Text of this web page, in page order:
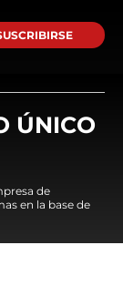
ÚNICO
de
en la base de